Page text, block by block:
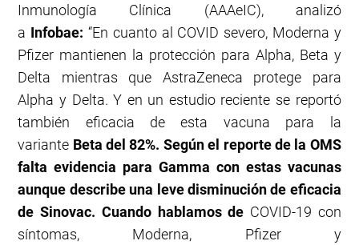
Inmunología Clínica (AAAeIC), analizó
a Infobae: “En cuanto al COVID severo, Moderna y
Pfizer mantienen la protección para Alpha, Beta y
Delta mientras que AstraZeneca protege para
Alpha y Delta. Y en un estudio reciente se reportó
también eficacia de esta vacuna para la
variante Beta del 82%. Según el reporte de la OMS
falta evidencia para Gamma con estas vacunas
aunque describe una leve disminución de eficacia
de Sinovac. Cuando hablamos de COVID-19 con
síntomas, Moderna, Pfizer y